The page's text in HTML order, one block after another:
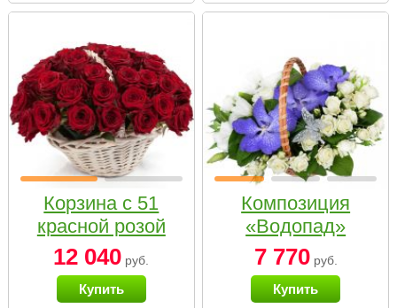
Корзина с 51
красной розой
12 040 руб.
Купить
Композиция
«Водопад»
7 770руб.
Купить